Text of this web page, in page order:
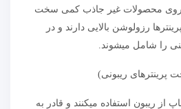
روی محصولات غیر جاذب کمی سخت
رزولوشن بالایی دارند و در
را شامل میشوند.
پرینترهای ریبونی)
از ریبون استفاده میکنند و قادر به